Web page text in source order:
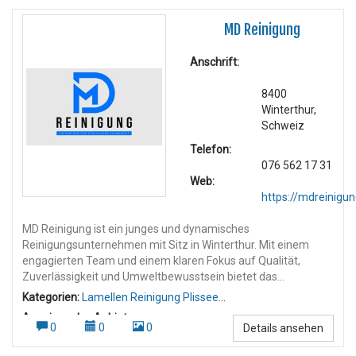
MD Reinigung
Anschrift:
8400
Winterthur,
Schweiz
Telefon:
076 562 17 31
Web:
https://
MD Reinigung ist ein junges und dynamisches
Reinigungsunternehmen mit Sitz in Winterthur. Mit einem
engagierten Team und einem klaren Fokus auf Qualität,
Zuverlässigkeit und Umweltbewusstsein bietet das
Unternehmen professionelle Reinigungsdienstleistungen in
Reinigung deckt ein breites Spektrum an Reinigungsarbeiten
Kategorien: Lamellen Reinigung Plissee
Reinigung
Wohnungsreinigung
Umzugsreinigung
Wohnungsreinigung Umzugsreinigung,
Anzeigen des Anbieters:
0 0 0 Details ansehen